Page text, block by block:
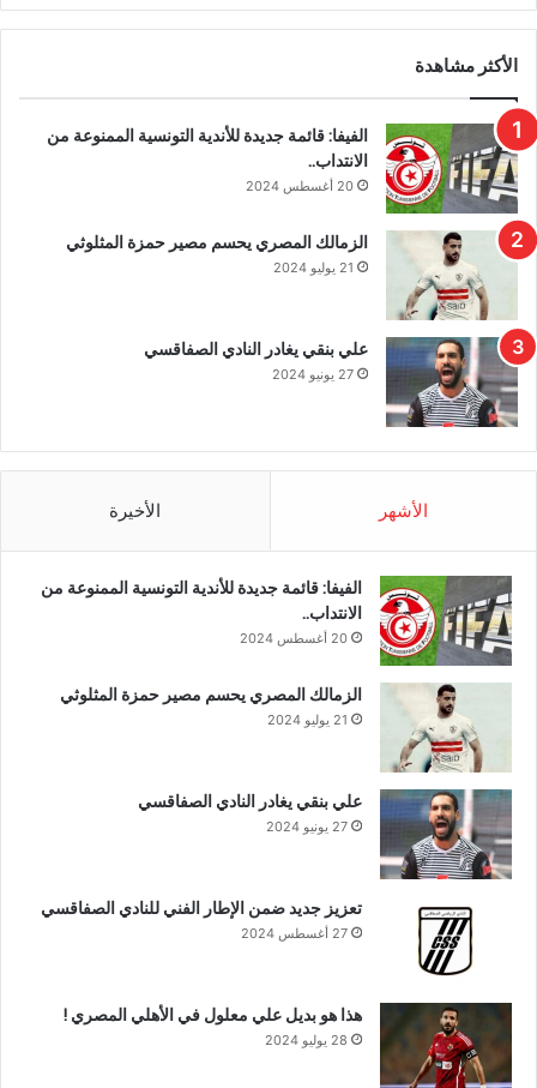
الأكثر مشاهدة
الفيفا: قائمة جديدة للأندية التونسية الممنوعة من
الانتداب..
20 أغسطس 2024
الزمالك المصري يحسم مصير حمزة المثلوثي
21 يوليو 2024
علي بنقي يغادر النادي الصفاقسي
27 يونيو 2024
الأشهر الأخيرة
الفيفا: قائمة جديدة للأندية التونسية الممنوعة من
الانتداب..
20 أغسطس 2024
الزمالك المصري يحسم مصير حمزة المثلوثي
21 يوليو 2024
علي بنقي يغادر النادي الصفاقسي
27 يونيو 2024
تعزيز جديد ضمن الإطار الفني للنادي الصفاقسي
27 أغسطس 2024
هذا هو بديل علي معلول في الأهلي المصري !
28 يوليو 2024